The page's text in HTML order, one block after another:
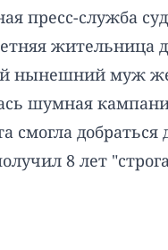
пресс-служба
нынешний муж
шумная
смогла
8 лет